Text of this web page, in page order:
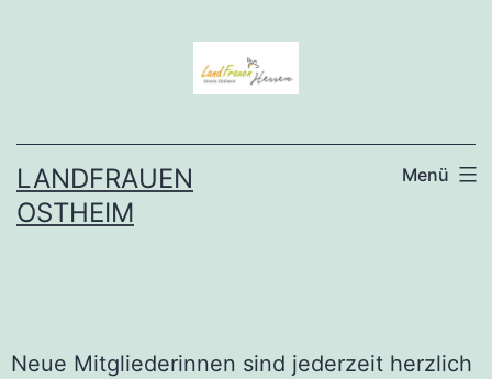
LANDFRAUEN
OSTHEIM
Menü
Neue Mitgliederinnen sind jederzeit herzlich